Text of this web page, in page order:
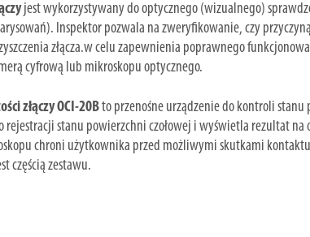
jest wykorzystywany do optycznego (wizualnego)
Inspektor pozwala na zweryfikowanie, czy
złącza.w celu zapewnienia poprawnego
cyfrową lub mikroskopu optycznego.
złączy OCI-20Bto przenośne urządzenie do kontroli stanu
rejestracji stanu powierzchni czołowej i wyświetla rezultat na
chroni użytkownika przed możliwymi skutkami
częścią zestawu.